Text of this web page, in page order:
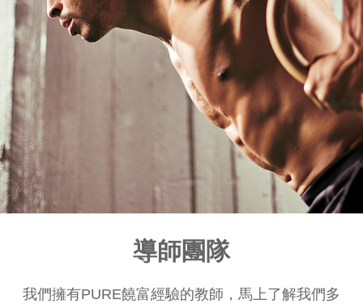
導師團隊
我們擁有PURE饒富經驗的教師，馬上了解我們多